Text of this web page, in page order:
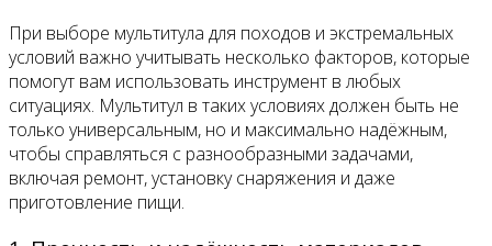
При выборе мультитула для походов и экстремальных
условий важно учитывать несколько факторов, которые
помогут вам использовать инструмент в любых
ситуациях. Мультитул в таких условиях должен быть не
только универсальным, но и максимально надёжным,
чтобы справляться с разнообразными задачами,
включая ремонт, установку снаряжения и даже
приготовление пищи.